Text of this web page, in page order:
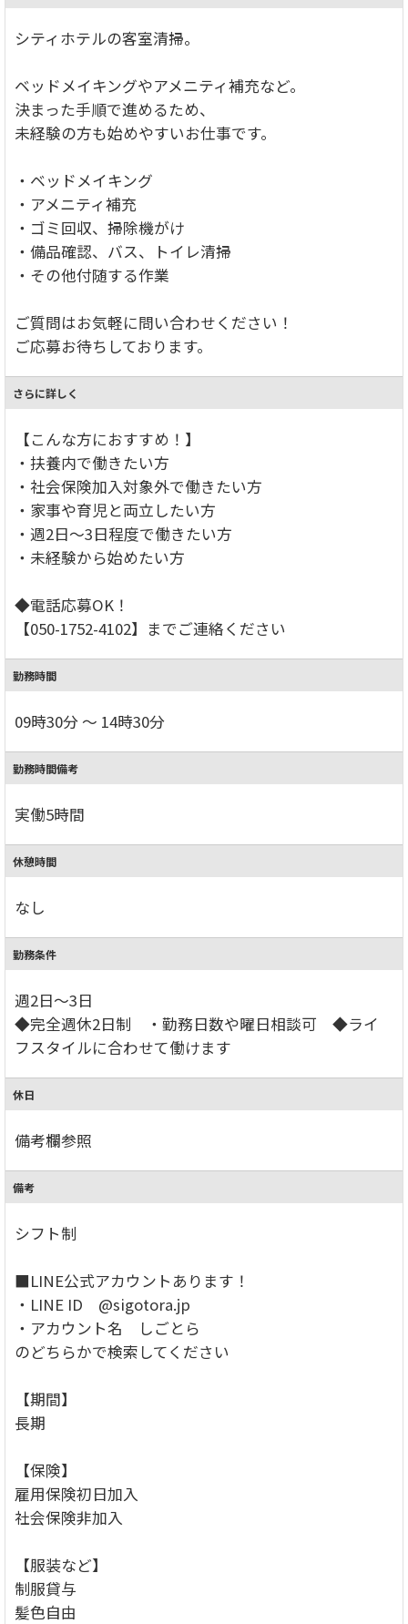
シティホテルの客室清掃。
ベッドメイキングやアメニティ補充など。
決まった手順で進めるため、
未経験の方も始めやすいお仕事です。
・ベッドメイキング
・アメニティ補充
・ゴミ回収、掃除機がけ
・備品確認、バス、トイレ清掃
・その他付随する作業
ご質問はお気軽に問い合わせください！
ご応募お待ちしております。
さらに詳しく
【こんな方におすすめ！】
・扶養内で働きたい方
・社会保険加入対象外で働きたい方
・家事や育児と両立したい方
・週2日～3日程度で働きたい方
・未経験から始めたい方
◆電話応募OK！
【050-1752-4102】までご連絡ください
勤務時間
09時30分 ～ 14時30分
勤務時間備考
実働5時間
休憩時間
なし
勤務条件
週2日～3日
◆完全週休2日制 ・勤務日数や曜日相談可 ◆ライ
フスタイルに合わせて働けます
休日
備考欄参照
備考
シフト制
■LINE公式アカウントあります！
・LINE ID @sigotora.jp
・アカウント名 しごとら
のどちらかで検索してください
【期間】
長期
【保険】
雇用保険初日加入
社会保険非加入
【服装など】
制服貸与
髪色自由